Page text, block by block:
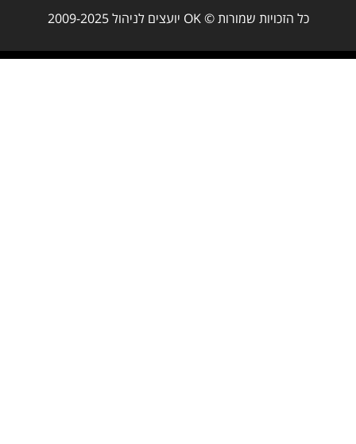
כל הזכויות שמורות © OK יועצים לניהול 2009-2025